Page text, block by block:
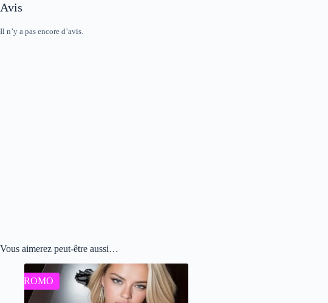
Avis
Il n’y a pas encore d’avis.
Vous aimerez peut-être aussi…
PROMO